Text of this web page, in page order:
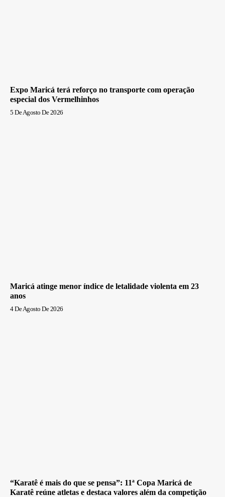
Expo Maricá terá reforço no transporte com operação
especial dos Vermelhinhos
5 De Agosto De 2026
Maricá atinge menor índice de letalidade violenta em 23
anos
4 De Agosto De 2026
“Karatê é mais do que se pensa”: 11ª Copa Maricá de
Karatê reúne atletas e destaca valores além da competição